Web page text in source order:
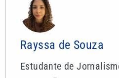
Rayssa de Souza
Estudante de